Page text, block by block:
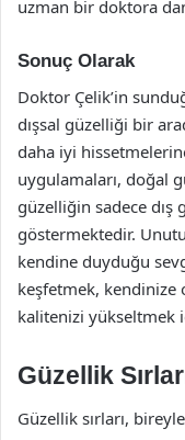
uzman bir doktora
Sonuç Olarak
Doktor Çelik’in
dışsal güzelliği bir
daha iyi
uygulamaları, doğal
güzelliğin sadece dış
göstermektedir.
kendine duyduğu
keşfetmek, kendinize
kalitenizi yükseltmek
Güzellik
Güzellik sırları,